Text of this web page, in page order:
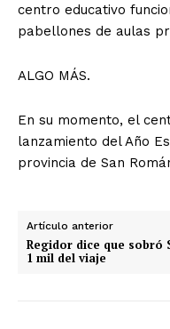
centro educativo
pabellones de aulas
ALGO MÁS.
En su momento, el
lanzamiento del Año
provincia de San
Artículo anterior
Regidor dice que sobró
1 mil del viaje